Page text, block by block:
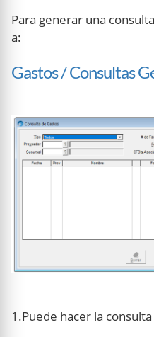
Para generar una
a:
Gastos / Consultas
1.Puede hacer la